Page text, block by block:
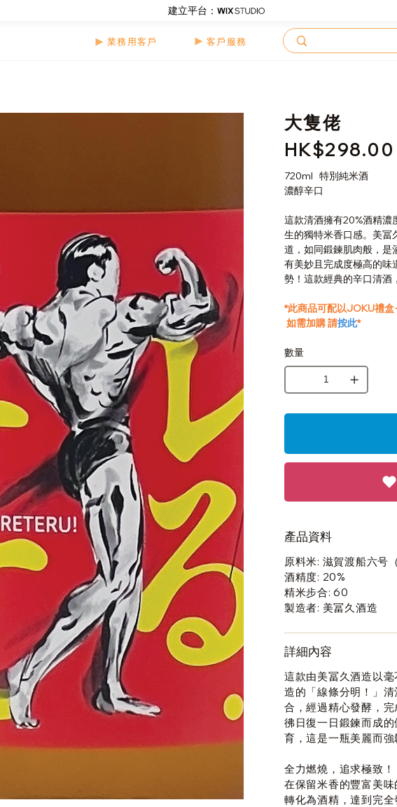
建立平台：
業務用客戶 客戶服務
大隻佬
價HK$298.00
720ml 特別純米酒
濃醇辛口
這款清酒擁有20%酒精濃
生的獨特米香口感。美冨
道，如同鍛鍊肌肉般，是
有美妙且完成度極高的味
勢！這款經典的辛口清酒
*此商品可配以JOKU禮盒
如需加購 請按此*
數量
產品資料
原料米: 滋賀渡船六号
酒精度: 20%
精米步合: 60
製造者: 美冨久酒造
詳細內容
這款由美冨久酒造以
造的「線條分明！」
合，經過精心發酵，
彿日復一日鍛鍊而成
育，這是一瓶美麗而強
全力燃燒，追求極致！
在保留米香的豐富美
轉化為酒精，達到完